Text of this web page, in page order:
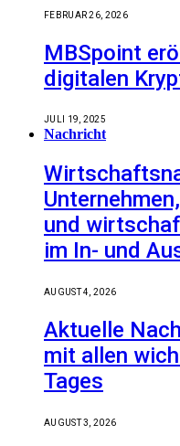
FEBRUAR 26, 2026
MBSpoint
digitalen
JULI 19, 2025
Nachricht
und
im In- und
AUGUST 4, 2026
Aktuelle
mit allen
Tages
AUGUST 3, 2026